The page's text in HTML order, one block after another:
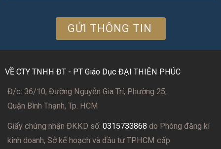
VỀ CTY TNHH ĐT - PT Giáo Dục ĐẠI THIÊN PHÚC
Đ/c: 36/10, Đường Nguyễn Gia Trí, Phường 25,
Quận Bình Thạnh, Tp. HCM
Giấy chứng nhận ĐKKD số: 0315733868 do Phòng đăng kí
kinh doanh, Sở kế hoạch và đầu tư TPHCM cấp